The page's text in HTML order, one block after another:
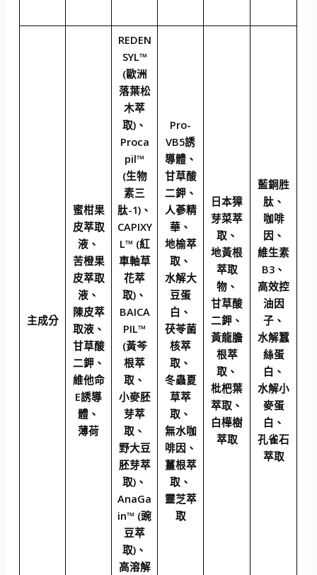
主成分
蜜柑果
皮萃取
液、
苦橙果
皮萃取
液、
陳皮萃
取液、
甘草酸
二鉀、
維他命
E誘導
體、
薄荷
REDEN
SYL™
(歐洲
落葉松
木萃
取)、
Proca
pil™
(生物
素三
肽-1)、
CAPIXY
L™ (紅
車軸草
花萃
取)、
BAICA
PIL™
(黃芩
根萃
取、
小麥胚
芽萃
取、
野大豆
胚芽萃
取)、
AnaGa
in™ (豌
豆萃
取)、
高溶解
Pro-
VB5誘
導體、
甘草酸
二鉀、
人蔘精
華、
地榆萃
取、
水解大
豆蛋
白、
茯苓菌
核萃
取、
冬蟲夏
草萃
取、
無水咖
啡因、
薑根萃
取、
靈芝萃
取
日本獐
芽菜萃
取、
地黃根
萃取
物、
甘草酸
二鉀、
黃龍膽
根萃
取、
枇杷葉
萃取、
白樺樹
萃取
藍銅胜
肽、
咖啡
因、
維生素
B3、
高效控
油因
子、
水解蠶
絲蛋
白、
水解小
麥蛋
白、
孔雀石
萃取